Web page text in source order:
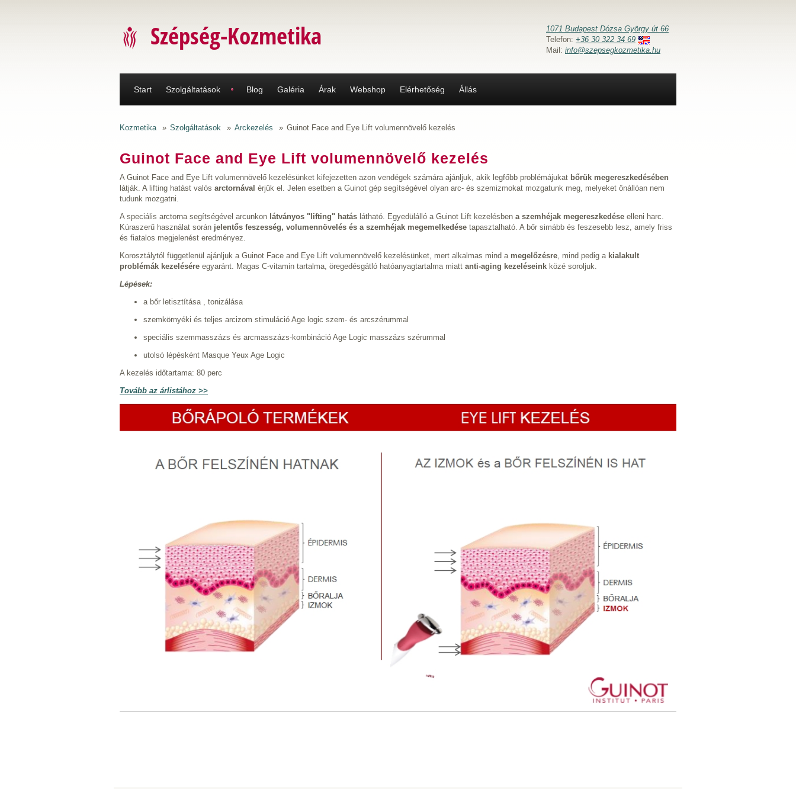
Szépség-Kozmetika
1071 Budapest Dózsa György út 66
Telefon: +36 30 322 34 69
Mail: info@szepsegkozmetika.hu
Start Szolgáltatások Blog Galéria Árak Webshop Elérhetőség Állás
Kozmetika » Szolgáltatások » Arckezelés » Guinot Face and Eye Lift volumennövelő kezelés
Guinot Face and Eye Lift volumennövelő kezelés
A Guinot Face and Eye Lift volumennövelő kezelésünket kifejezetten azon vendégek számára ajánljuk, akik legfőbb problémájukat bőrük megereszkedésében
látják. A lifting hatást valós arctornával érjük el. Jelen esetben a Guinot gép segítségével olyan arc- és szemizmokat mozgatunk meg, melyeket önállóan nem
tudunk mozgatni.
A speciális arctorna segítségével arcunkon látványos "lifting" hatás látható. Egyedülálló a Guinot Lift kezelésben a szemhéjak megereszkedése elleni harc.
Kúraszerű használat során jelentős feszesség, volumennövelés és a szemhéjak megemelkedése tapasztalható. A bőr simább és feszesebb lesz, amely friss
és fiatalos megjelenést eredményez.
Korosztálytól függetlenül ajánljuk a Guinot Face and Eye Lift volumennövelő kezelésünket, mert alkalmas mind a megelőzésre, mind pedig a kialakult
problémák kezelésére egyaránt. Magas C-vitamin tartalma, öregedésgátló hatóanyagtartalma miatt anti-aging kezeléseink közé soroljuk.
Lépések:
a bőr letisztítása , tonizálása
szemkörnyéki és teljes arcizom stimuláció Age logic szem- és arcszérummal
speciális szemmasszázs és arcmasszázs-kombináció Age Logic masszázs szérummal
utolsó lépésként Masque Yeux Age Logic
A kezelés időtartama: 80 perc
Tovább az árlistához >>